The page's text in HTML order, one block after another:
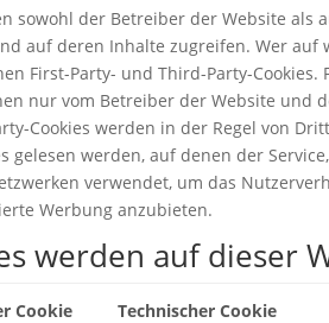
sowohl der Betreiber der Website als
auf deren Inhalte zugreifen. Wer
First-Party- und Third-Party-
nur vom Betreiber der Website und
Cookies werden in der Regel von
gelesen werden, auf denen der
verwendet, um das
Werbung anzubieten.
werden auf dieser
Cookie
Technischer Cookie